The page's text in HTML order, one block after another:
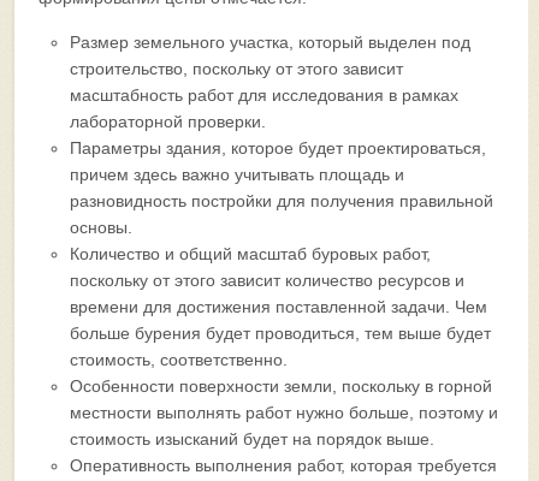
Размер земельного участка, который выделен под
строительство, поскольку от этого зависит
масштабность работ для исследования в рамках
лабораторной проверки.
Параметры здания, которое будет проектироваться,
причем здесь важно учитывать площадь и
разновидность постройки для получения правильной
основы.
Количество и общий масштаб буровых работ,
поскольку от этого зависит количество ресурсов и
времени для достижения поставленной задачи. Чем
больше бурения будет проводиться, тем выше будет
стоимость, соответственно.
Особенности поверхности земли, поскольку в горной
местности выполнять работ нужно больше, поэтому и
стоимость изысканий будет на порядок выше.
Оперативность выполнения работ, которая требуется